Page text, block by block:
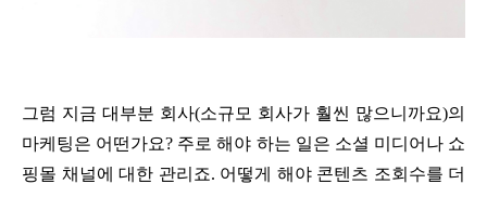
그럼 지금 대부분 회사(소규모 회사가 훨씬 많으니까요)의
마케팅은 어떤가요? 주로 해야 하는 일은 소셜 미디어나 쇼
핑몰 채널에 대한 관리죠. 어떻게 해야 콘텐츠 조회수를 더